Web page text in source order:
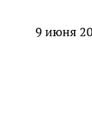
9 июня